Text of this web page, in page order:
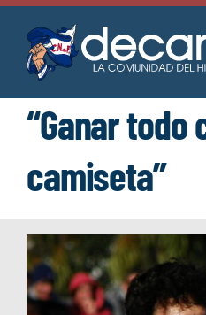
Saltar
contenido
“Ganar todo
camiseta”